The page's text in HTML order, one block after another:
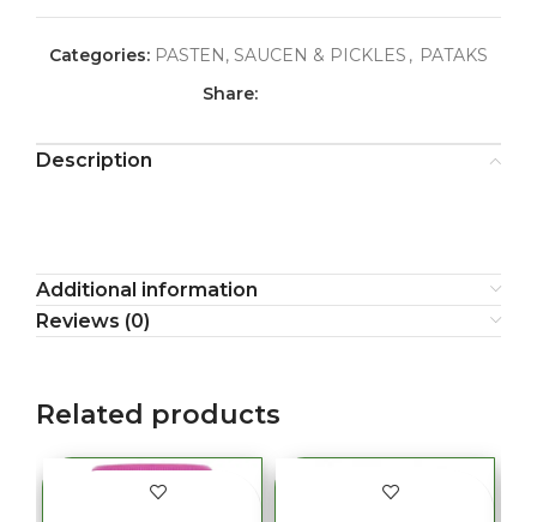
Categories: PASTEN, SAUCEN & PICKLES , PATAKS
Share:
Description
Additional information
Reviews (0)
Related products